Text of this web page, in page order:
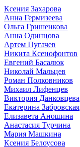
Ксения Захарова
Анна Гермизеева
Ольга Гришенкова
Анна Одинцова
Артем Пугачев
Никита Ксенофонтов
Евгений Басалюк
Николай Мальцев
Роман Полковников
Михаил Лифенцев
Виктория Данковцева
Екатерина Забровская
Елизавета Аношина
Анастасия Турчина
Мария Машкина
Ксения Белоусова